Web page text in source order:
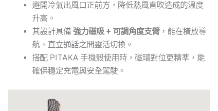
避開冷氣出風口正前方，降低熱風直吹造成的溫度
升高。
其設計具備 強力磁吸 + 可調角度支臂，能在橫放導
航、直立通話之間靈活切換。
搭配 PITAKA 手機殼使用時，磁環對位更精準，能
確保穩定充電與安全駕駛。